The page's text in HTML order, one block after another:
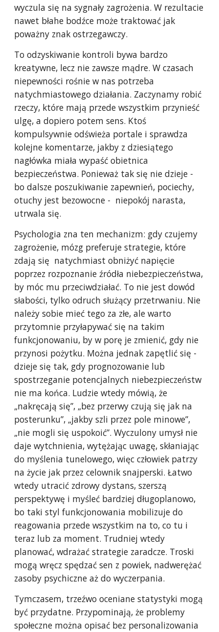
wyczula się na sygnały zagrożenia. W rezultacie
nawet błahe bodźce może traktować jak
poważny znak ostrzegawczy.
To odzyskiwanie kontroli bywa bardzo
kreatywne, lecz nie zawsze mądre. W czasach
niepewności rośnie w nas potrzeba
natychmiastowego działania. Zaczynamy robić
rzeczy, które mają przede wszystkim przynieść
ulgę, a dopiero potem sens. Ktoś
kompulsywnie odświeża portale i sprawdza
kolejne komentarze, jakby z dziesiątego
nagłówka miała wypaść obietnica
bezpieczeństwa. Ponieważ tak się nie dzieje -
bo dalsze poszukiwanie zapewnień, pociechy,
otuchy jest bezowocne - niepokój narasta,
utrwala się.
Psychologia zna ten mechanizm: gdy czujemy
zagrożenie, mózg preferuje strategie, które
zdają się natychmiast obniżyć napięcie
poprzez rozpoznanie źródła niebezpieczeństwa,
by móc mu przeciwdziałać. To nie jest dowód
słabości, tylko odruch służący przetrwaniu. Nie
należy sobie mieć tego za złe, ale warto
przytomnie przyłapywać się na takim
funkcjonowaniu, by w porę je zmienić, gdy nie
przynosi pożytku. Można jednak zapętlić się -
dzieje się tak, gdy prognozowanie lub
spostrzeganie potencjalnych niebezpieczeństw
nie ma końca. Ludzie wtedy mówią, że
„nakręcają się”, „bez przerwy czują się jak na
posterunku”, „jakby szli przez pole minowe”,
„nie mogli się uspokoić”. Wyczulony umysł nie
daje wytchnienia, wytężając uwagę, skłaniając
do myślenia tunelowego, więc człowiek patrzy
na życie jak przez celownik snajperski. Łatwo
wtedy utracić zdrowy dystans, szerszą
perspektywę i myśleć bardziej długoplanowo,
bo taki styl funkcjonowania mobilizuje do
reagowania przede wszystkim na to, co tu i
teraz lub za moment. Trudniej wtedy
planować, wdrażać strategie zaradcze. Troski
mogą wręcz spędzać sen z powiek, nadwerężać
zasoby psychiczne aż do wyczerpania.
Tymczasem, trzeźwo oceniane statystyki mogą
być przydatne. Przypominają, że problemy
społeczne można opisać bez personalizowania